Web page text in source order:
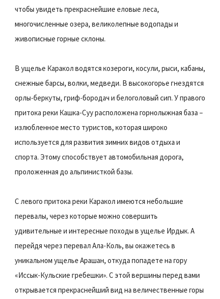
чтобы увидеть прекраснейшие еловые леса,
многочисленные озера, великолепные водопады и
живописные горные склоны.
В ущелье Каракол водятся козероги, косули, рыси, кабаны,
снежные барсы, волки, медведи. В высокогорье гнездятся
орлы-беркуты, гриф-бородач и белоголовый сип. У правого
притока реки Кашка-Суу расположена горнолыжная база –
излюбленное место туристов, которая широко
используется для развития зимних видов отдыха и
спорта. Этому способствует автомобильная дорога,
проложенная до альпинисткой базы.
С левого притока реки Каракол имеются небольшие
перевалы, через которые можно совершить
удивительные и интересные походы в ущелье Ирдык. А
перейдя через перевал Ала-Коль, вы окажетесь в
уникальном ущелье Арашан, откуда попадете на гору
«Иссык-Кульские гребешки». С этой вершины перед вами
открывается прекраснейший вид на величественные горы